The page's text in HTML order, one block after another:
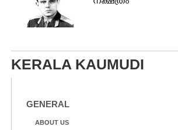
KERALA KAUMUDI
GENERAL
ABOUT US